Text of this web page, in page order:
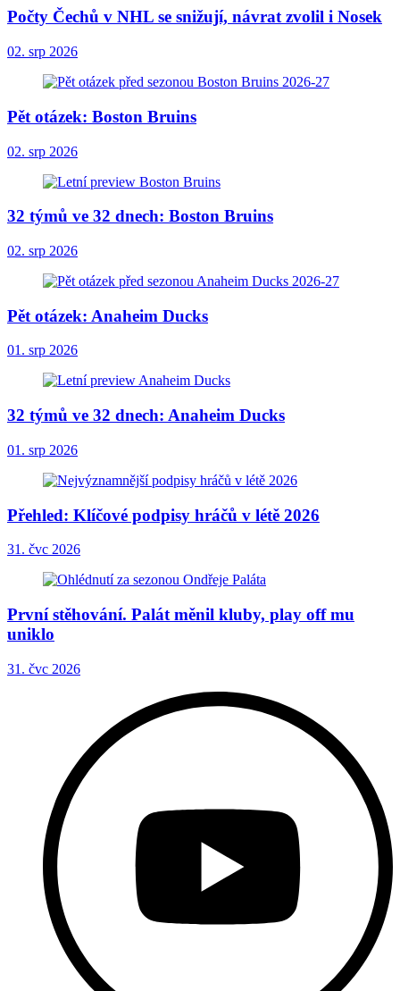
Počty Čechů v NHL se snižují, návrat zvolil i Nosek
02. srp 2026
Pět otázek: Boston Bruins
02. srp 2026
32 týmů ve 32 dnech: Boston Bruins
02. srp 2026
Pět otázek: Anaheim Ducks
01. srp 2026
32 týmů ve 32 dnech: Anaheim Ducks
01. srp 2026
Přehled: Klíčové podpisy hráčů v létě 2026
31. čvc 2026
První stěhování. Palát měnil kluby, play off mu
uniklo
31. čvc 2026